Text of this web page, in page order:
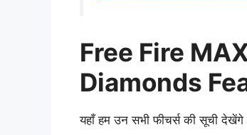
Free Fire
Diamonds
यहाँ हम उन सभी फीचर्स की सूची